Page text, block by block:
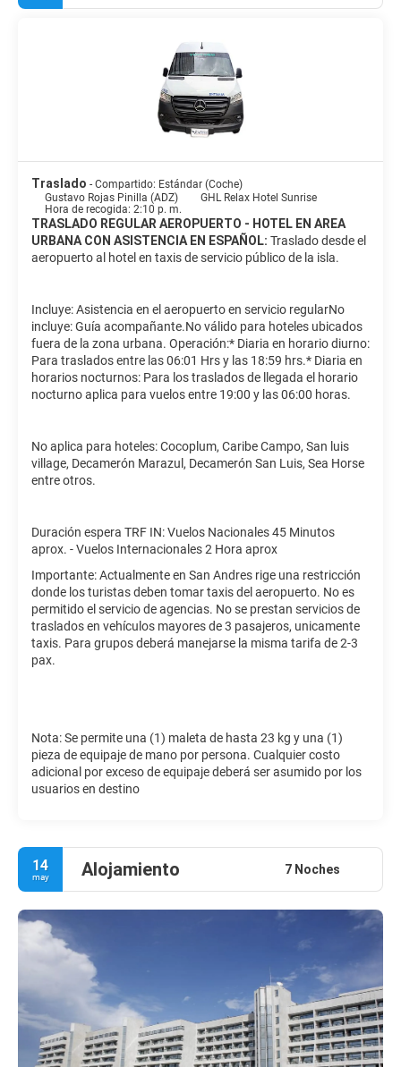
Traslado - Compartido: Estándar (Coche)
Gustavo Rojas Pinilla (ADZ)
GHL Relax Hotel Sunrise
Hora de recogida: 2:10 p. m.
TRASLADO REGULAR AEROPUERTO - HOTEL EN AREA
URBANA CON ASISTENCIA EN ESPAÑOL: Traslado desde el
aeropuerto al hotel en taxis de servicio público de la isla.
Incluye: Asistencia en el aeropuerto en servicio regularNo
incluye: Guía acompañante.No válido para hoteles ubicados
fuera de la zona urbana. Operación:* Diaria en horario diurno:
Para traslados entre las 06:01 Hrs y las 18:59 hrs.* Diaria en
horarios nocturnos: Para los traslados de llegada el horario
nocturno aplica para vuelos entre 19:00 y las 06:00 horas.
No aplica para hoteles: Cocoplum, Caribe Campo, San luis
village, Decamerón Marazul, Decamerón San Luis, Sea Horse
entre otros.
Duración espera TRF IN: Vuelos Nacionales 45 Minutos
aprox. - Vuelos Internacionales 2 Hora aprox
Importante: Actualmente en San Andres rige una restricción
donde los turistas deben tomar taxis del aeropuerto. No es
permitido el servicio de agencias. No se prestan servicios de
traslados en vehículos mayores de 3 pasajeros, unicamente
taxis. Para grupos deberá manejarse la misma tarifa de 2-3
pax.
Nota: Se permite una (1) maleta de hasta 23 kg y una (1)
pieza de equipaje de mano por persona. Cualquier costo
adicional por exceso de equipaje deberá ser asumido por los
usuarios en destino
14
may Alojamiento 7 Noches